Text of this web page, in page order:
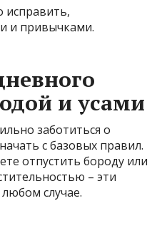
и привычками.
и усами
заботиться о
с базовых правил.
отпустить бороду или
– эти
случае.